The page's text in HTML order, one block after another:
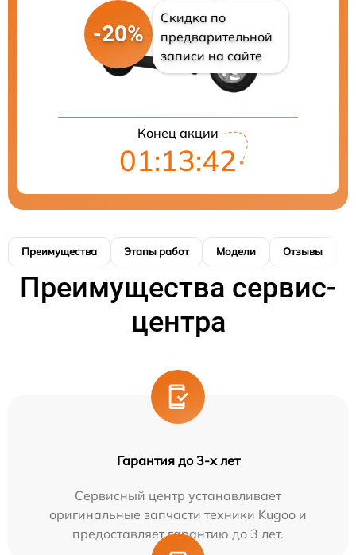
-20%
Скидка по
предварительной
записи на сайте
Конец акции
01:13:41
Преимущества Этапы работ Модели Отзывы
Преимущества сервис-
центра
Гарантия до 3-х лет
Сервисный центр устанавливает
оригинальные запчасти техники Kugoo и
предоставляет гарантию до 3 лет.